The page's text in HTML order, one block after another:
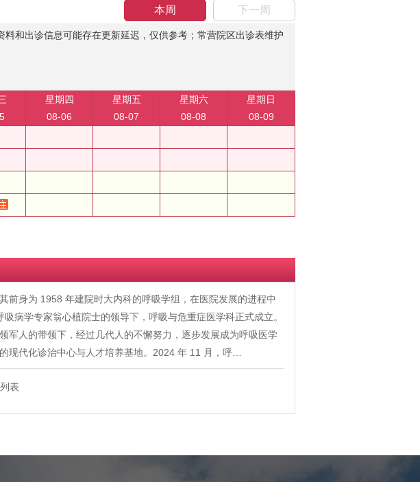
本周 下一周
料和出诊信息可能存在更新延迟，仅供参考；常营院区出诊表维护
星期四
08-06
星期五
08-07
星期六
08-08
星期日
08-09
前身为 1958 年建院时大内科的呼吸学组，在医院发展的进程中
病学专家翁心植院士的领导下，呼吸与危重症医学科正式成立。
军人的带领下，经过几代人的不懈努力，逐步发展成为呼吸医学
现代化诊治中心与人才培养基地。2024 年 11 月，呼…
表